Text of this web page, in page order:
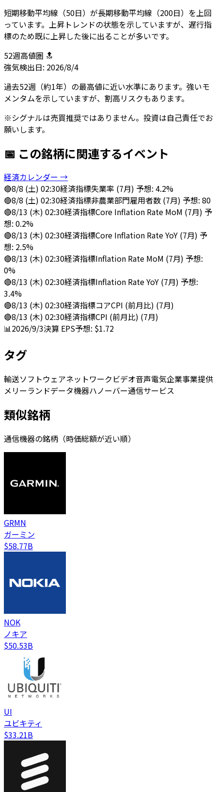
短期移動平均線（50日）が長期移動平均線（200日）を上回
っています。上昇トレンドの状態を示していますが、遅行指
標のため既に上昇した後に出ることが多いです。
52週高値圏 🔝
強気検出日: 2026/8/4
過去52週（約1年）の最高値に近い水準にあります。強いモ
メンタムを示していますが、割高リスクもあります。
※シグナルは売買推奨ではありません。投資は自己責任でお
願いします。
📅 この銘柄に関連するイベント
経済カレンダー →
🔴8/8 (土) 02:30経済指標失業率 (7月) 予想: 4.2%
🔴8/8 (土) 02:30経済指標非農業部門雇用者数 (7月) 予想: 80
🔴8/13 (木) 02:30経済指標Core Inflation Rate MoM (7月) 予
想: 0.2%
🔴8/13 (木) 02:30経済指標Core Inflation Rate YoY (7月) 予
想: 2.5%
🔴8/13 (木) 02:30経済指標Inflation Rate MoM (7月) 予想:
0%
🔴8/13 (木) 02:30経済指標Inflation Rate YoY (7月) 予想:
3.4%
🔴8/13 (木) 02:30経済指標コアCPI (前月比) (7月)
🔴8/13 (木) 02:30経済指標CPI (前月比) (7月)
📊2026/9/3決算 EPS予想: $1.72
タグ
輸送ソフトウェアネットワーク ビデオ音声電気企業事業提供
メリーランドデータ機器ハノーバー通信サービス
類似銘柄
通信機器の銘柄（時価総額が近い順）
GRMN
ガーミン
$58.77B
NOK
ノキア
$50.53B
UI
ユビキティ
$33.21B